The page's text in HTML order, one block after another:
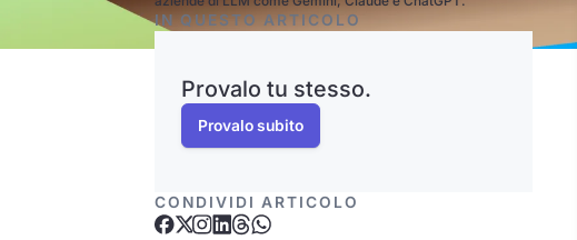
IN QUESTO ARTICOLO
Provalo tu stesso.
Provalo subito
CONDIVIDI ARTICOLO